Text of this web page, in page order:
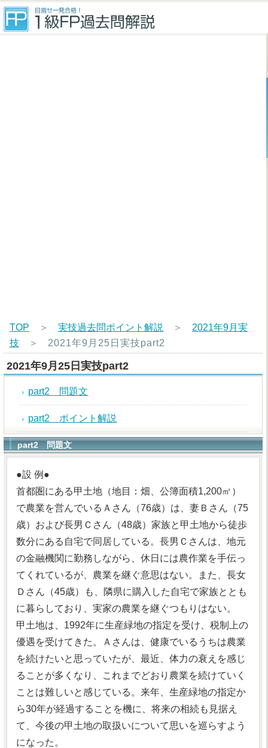
TOP ＞ 実技過去問ポイント解説 ＞ 2021年9月実
技 ＞ 2021年9月25日実技part2
2021年9月25日実技part2
part2 問題文
part2 ポイント解説
part2 問題文
●設 例●
首都圏にある甲土地（地目：畑、公簿面積1,200㎡）
で農業を営んでいるＡさん（76歳）は、妻Ｂさん（75
歳）および長男Ｃさん（48歳）家族と甲土地から徒歩
数分にある自宅で同居している。長男Ｃさんは、地元
の金融機関に勤務しながら、休日には農作業を手伝っ
てくれているが、農業を継ぐ意思はない。また、長女
Ｄさん（45歳）も、隣県に購入した自宅で家族ととも
に暮らしており、実家の農業を継ぐつもりはない。
甲土地は、1992年に生産緑地の指定を受け、税制上の
優遇を受けてきた。Ａさんは、健康でいるうちは農業
を続けたいと思っていたが、最近、体力の衰えを感じ
ることが多くなり、これまでどおり農業を続けていく
ことは難しいと感じている。来年、生産緑地の指定か
ら30年が経過することを機に、将来の相続も見据え
て、今後の甲土地の取扱いについて思いを巡らすよう
になった。